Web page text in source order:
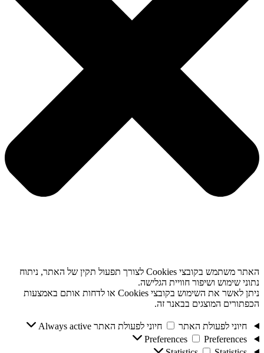
האתר משתמש בקובצי Cookies לצורך תפעול תקין של האתר, ניתוח
נתוני שימוש ושיפור חוויית הגלישה.
ניתן לאשר את השימוש בקובצי Cookies או לדחות אותם באמצעות
הכפתורים המוצגים בבאנר זה.
חיוני לפעולת האתר חיוני לפעולת האתר Always active
Preferences
Preferences